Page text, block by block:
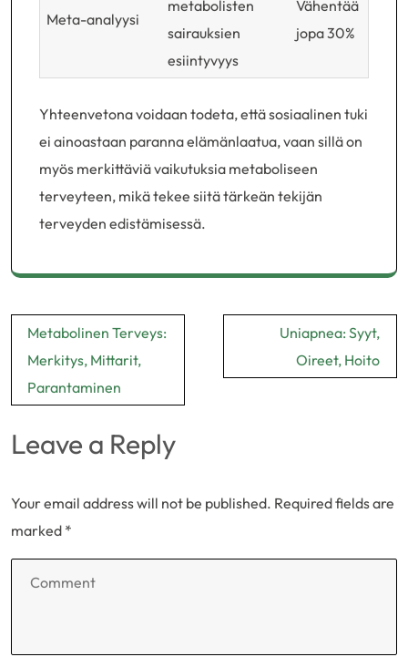
Meta-analyysi
metabolisten
sairauksien
esiintyvyys
Vähentää
jopa 30%
Yhteenvetona voidaan todeta, että sosiaalinen tuki
ei ainoastaan paranna elämänlaatua, vaan sillä on
myös merkittäviä vaikutuksia metaboliseen
terveyteen, mikä tekee siitä tärkeän tekijän
terveyden edistämisessä.
Post
navigation
Metabolinen Terveys:
Merkitys, Mittarit,
Parantaminen
Uniapnea: Syyt,
Oireet, Hoito
Leave a Reply
Your email address will not be published. Required fields are
marked *